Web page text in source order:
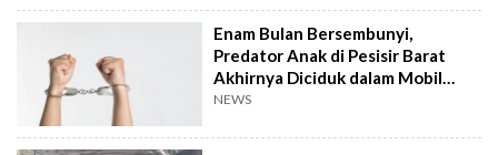
Enam Bulan Bersembunyi,
Predator Anak di Pesisir Barat
Akhirnya Diciduk dalam Mobil
Travel
NEWS